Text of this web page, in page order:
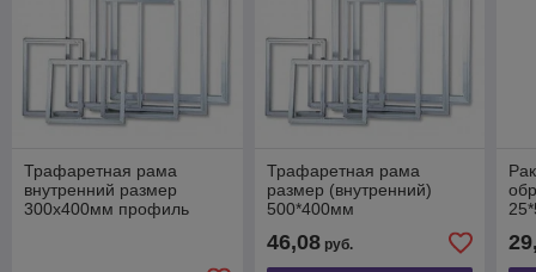
Трафаретная рама
внутренний размер
300х400мм профиль
Трафаретная рама
размер (внутренний)
500*400мм
46,08руб.